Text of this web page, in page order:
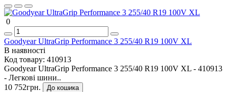
0
Goodyear UltraGrip Performance 3 255/40 R19 100V XL
В наявності
Код товару: 410913
Goodyear UltraGrip Performance 3 255/40 R19 100V XL - 410913
- Легкові шини..
10 752грн.
До кошика